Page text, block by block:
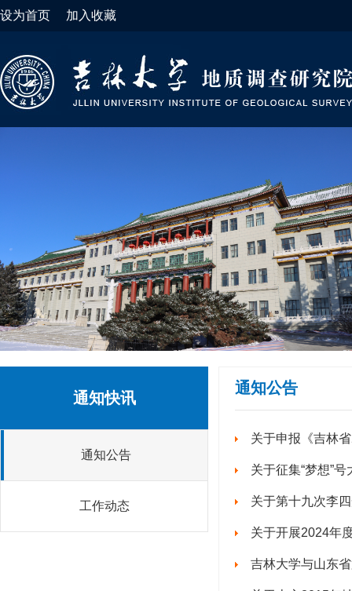
设为首页 加入收藏
通知快讯
通知公告
工作动态
通知公告
关于申报《吉林
关于征集“梦想”
关于第十九次李
关于开展2024年
吉林大学与山东